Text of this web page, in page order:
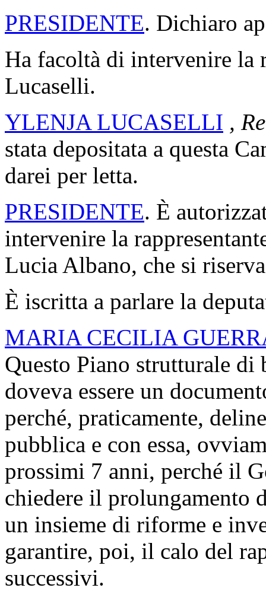
PRESIDENTE. Dichiaro
Ha facoltà di intervenire la
Lucaselli.
YLENJA LUCASELLI ,
stata depositata a questa
darei per letta.
PRESIDENTE. È
intervenire la
Lucia Albano, che si
È iscritta a parlare la
MARIA CECILIA
Questo Piano strutturale
doveva essere un
perché, praticamente,
pubblica e con essa,
prossimi 7 anni, perché il
chiedere il prolungamento
un insieme di riforme e
garantire, poi, il calo del
successivi.